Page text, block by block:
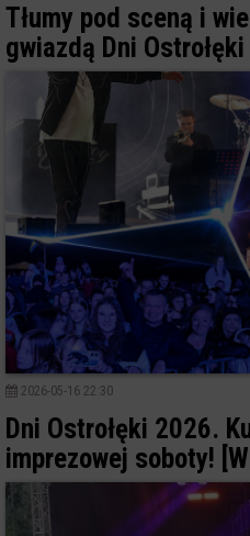
Tłumy pod sceną i
gwiazdą Dni Ostrołęki
2026-05-16 22:30
Dni Ostrołęki 2026.
imprezowej soboty!